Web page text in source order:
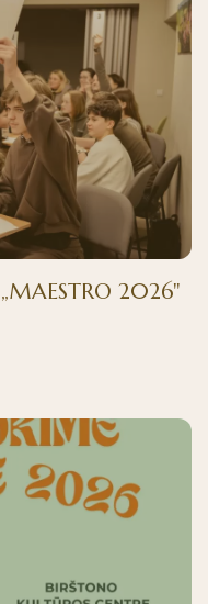
2026"